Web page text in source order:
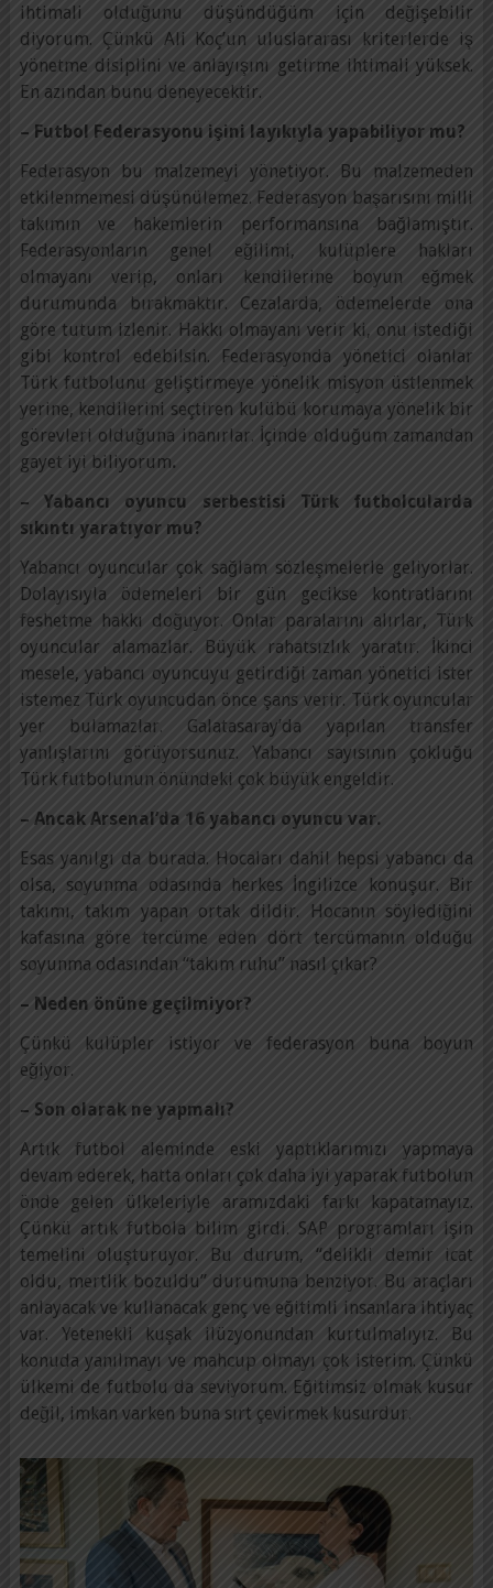
ihtimali olduğunu düşündüğüm için değişebilir
diyorum. Çünkü Ali Koç’un uluslararası kriterlerde iş
yönetme disiplini ve anlayışını getirme ihtimali yüksek.
En azından bunu deneyecektir.
– Futbol Federasyonu işini layıkıyla yapabiliyor mu?
Federasyon bu malzemeyi yönetiyor. Bu malzemeden
etkilenmemesi düşünülemez. Federasyon başarısını milli
takımın ve hakemlerin performansına bağlamıştır.
Federasyonların genel eğilimi, kulüplere hakları
olmayanı verip, onları kendilerine boyun eğmek
durumunda bırakmaktır. Cezalarda, ödemelerde ona
göre tutum izlenir. Hakkı olmayanı verir ki, onu istediği
gibi kontrol edebilsin. Federasyonda yönetici olanlar
Türk futbolunu geliştirmeye yönelik misyon üstlenmek
yerine, kendilerini seçtiren kulübü korumaya yönelik bir
görevleri olduğuna inanırlar. İçinde olduğum zamandan
gayet iyi biliyorum.
– Yabancı oyuncu serbestisi Türk futbolcularda
sıkıntı yaratıyor mu?
Yabancı oyuncular çok sağlam sözleşmelerle geliyorlar.
Dolayısıyla ödemeleri bir gün gecikse kontratlarını
feshetme hakkı doğuyor. Onlar paralarını alırlar, Türk
oyuncular alamazlar. Büyük rahatsızlık yaratır. İkinci
mesele, yabancı oyuncuyu getirdiği zaman yönetici ister
istemez Türk oyuncudan önce şans verir. Türk oyuncular
yer bulamazlar. Galatasaray’da yapılan transfer
yanlışlarını görüyorsunuz. Yabancı sayısının çokluğu
Türk futbolunun önündeki çok büyük engeldir.
– Ancak Arsenal’da 16 yabancı oyuncu var.
Esas yanılgı da burada. Hocaları dahil hepsi yabancı da
olsa, soyunma odasında herkes İngilizce konuşur. Bir
takımı, takım yapan ortak dildir. Hocanın söylediğini
kafasına göre tercüme eden dört tercümanın olduğu
soyunma odasından “takım ruhu” nasıl çıkar?
– Neden önüne geçilmiyor?
Çünkü kulüpler istiyor ve federasyon buna boyun
eğiyor.
– Son olarak ne yapmalı?
Artık futbol aleminde eski yaptıklarımızı yapmaya
devam ederek, hatta onları çok daha iyi yaparak futbolun
önde gelen ülkeleriyle aramızdaki farkı kapatamayız.
Çünkü artık futbola bilim girdi. SAP programları işin
temelini oluşturuyor. Bu durum, “delikli demir icat
oldu, mertlik bozuldu” durumuna benziyor. Bu araçları
anlayacak ve kullanacak genç ve eğitimli insanlara ihtiyaç
var. Yetenekli kuşak ilüzyonundan kurtulmalıyız. Bu
konuda yanılmayı ve mahcup olmayı çok isterim. Çünkü
ülkemi de futbolu da seviyorum. Eğitimsiz olmak kusur
değil, imkan varken buna sırt çevirmek kusurdur.